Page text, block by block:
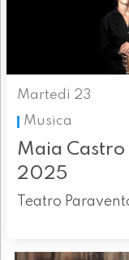
Martedì 23
Musica
Maia Castro
2025
Teatro